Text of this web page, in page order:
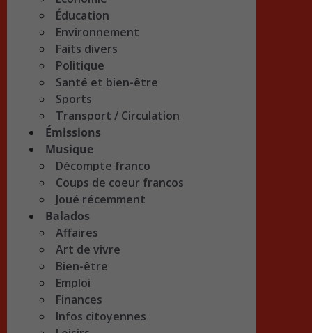
Éducation
Environnement
Faits divers
Politique
Santé et bien-être
Sports
Transport / Circulation
Émissions
Musique
Décompte franco
Coups de coeur francos
Joué récemment
Balados
Affaires
Art de vivre
Bien-être
Emploi
Finances
Infos citoyennes